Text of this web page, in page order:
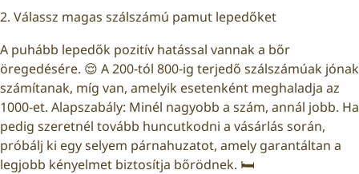
2. Válassz magas szálszámú pamut lepedőket
A puhább lepedők pozitív hatással vannak a bőr
öregedésére. 😌 A 200-tól 800-ig terjedő szálszámúak jónak
számítanak, míg van, amelyik esetenként meghaladja az
1000-et. Alapszabály: Minél nagyobb a szám, annál jobb. Ha
pedig szeretnél tovább huncutkodni a vásárlás során,
próbálj ki egy selyem párnahuzatot, amely garantáltan a
legjobb kényelmet biztosítja bőrödnek. 🛏